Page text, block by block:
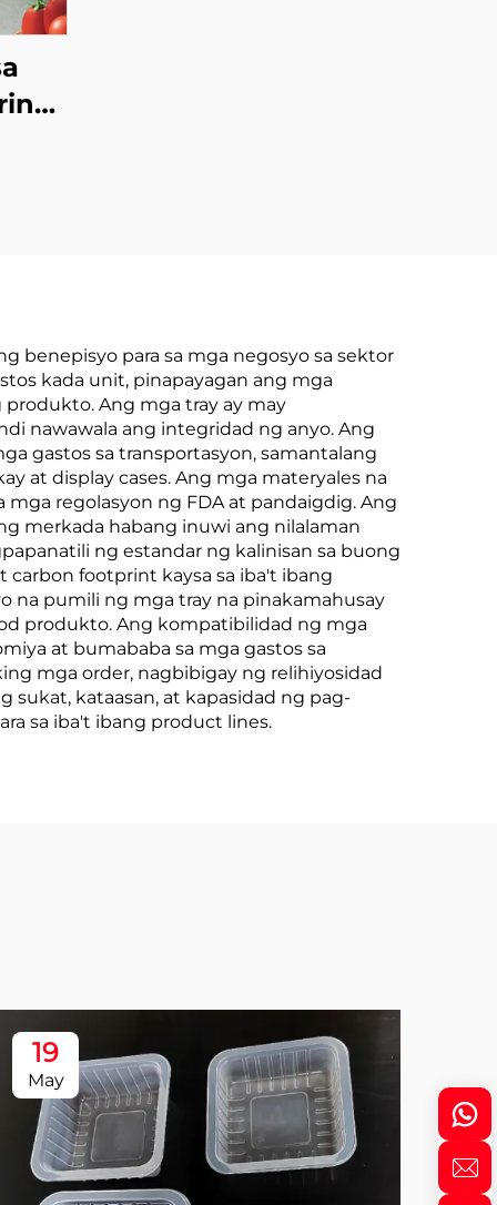
benepisyo para sa mga negosyo sa sektor
kada unit, pinapayagan ang mga
Ang mga tray ay may
nawawala ang integridad ng anyo. Ang
gastos sa transportasyon, samantalang
at display cases. Ang mga materyales na
mga regolasyon ng FDA at pandaigdig. Ang
merkada habang inuwi ang nilalaman
ng estandar ng kalinisan sa buong
carbon footprint kaysa sa iba't ibang
na pumili ng mga tray na pinakamahusay
produkto. Ang kompatibilidad ng mga
at bumababa sa mga gastos sa
mga order, nagbibigay ng relihiyosidad
sukat, kataasan, at kapasidad ng pag-
sa iba't ibang product lines.
19
May